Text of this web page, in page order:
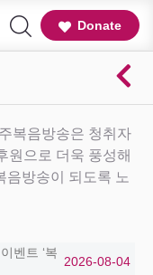
Donate
복음방송은 청취자
원으로 더욱 풍성해
음방송이 되도록 노
벤트 ‘복
2026-08-04